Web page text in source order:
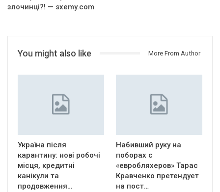
злочинці?! — sxemy.com
You might also like More From Author
Україна після
карантину: нові робочі
місця, кредитні
канікули та
продовження…
Набивший руку на
поборах с
«евробляхеров» Тарас
Кравченко претендует
на пост…